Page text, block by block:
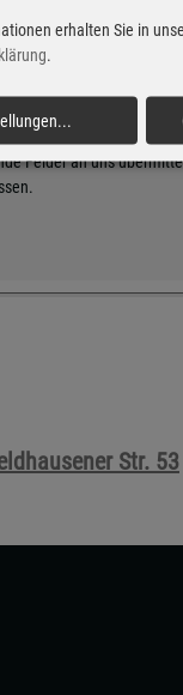
der
übernehmen.
der jeweiligen
Felder an uns
Str. 53
erhalten Sie in
.
...